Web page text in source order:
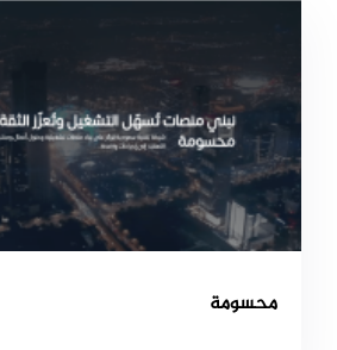
محسومة